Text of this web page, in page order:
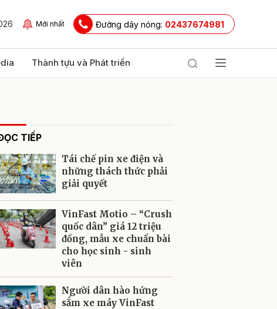
Mới nhất Đường dây nóng: 02437674981
Thành tựu và Phát triển
TIẾP
Tái chế pin xe điện và
những thách thức phải
giải quyết
VinFast Motio – “Crush
quốc dân” giá 12 triệu
đồng, mẫu xe chuẩn bài
cho học sinh - sinh
viên
Người dân hào hứng
sắm xe máy VinFast
Gửi